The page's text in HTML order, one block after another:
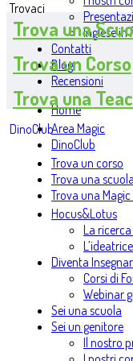
Inglese in
Contatti
Blog
Recensioni
Home
Area Magic
DinoClub
Trova un corso
Trova una scuola
Trova una
Hocus&Lotus
La
Diventa
Corsi di
Webinar
Sei una scuola
Sei un genitore
Il nostro
Trovaci
Trova una
Trova un Corso
Trova una
DinoClub